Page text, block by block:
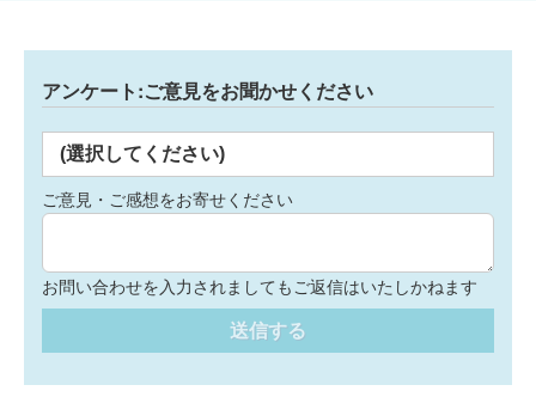
アンケート:ご意見をお聞かせください
(選択してください)
ご意見・ご感想をお寄せください
お問い合わせを入力されましてもご返信はいたしかねます
送信する